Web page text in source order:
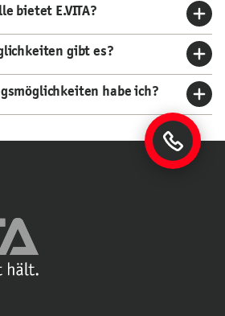
bietet E.VITA?
gibt es?
habe ich?